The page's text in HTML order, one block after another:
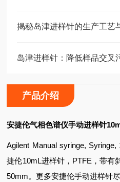
揭秘岛津进样针的生产工艺
岛津进样针：降低样品交叉
产品介绍
安捷伦气相色谱仪手动进样针
Agilent Manual syringe,
捷伦10mL进样针，PTFE，带有
50mm。更多安捷伦手动进样针